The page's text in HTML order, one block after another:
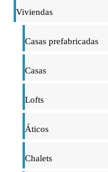
Viviendas
Casas prefabricadas
Casas
Lofts
Áticos
Chalets